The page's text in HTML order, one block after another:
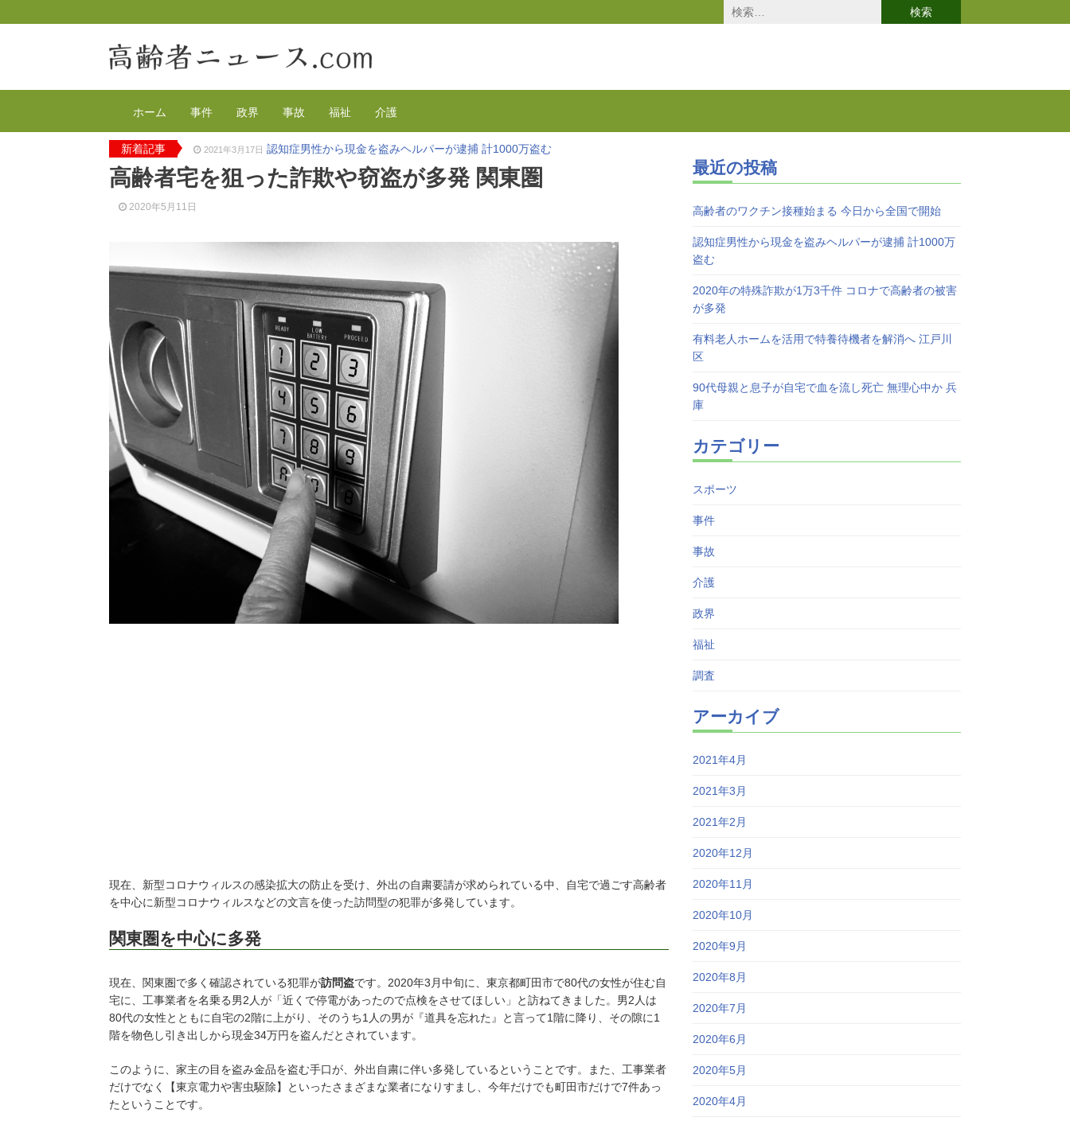
検
索:
ホーム 事件 政界 事故 福祉 介護
新着記事 2021年3月17日 認知症男性から現金を盗みヘルパーが逮捕 計1000万盗む
2021年2月4日 2020年の特殊詐欺が1万3千件 コロナで高齢者の被害が多発
2020年12月14日 有料老人ホームを活用で特養待機者を解消へ 江戸川区
2021年4月12日 高齢者のワクチン接種始まる 今日から全国で開始
高齢者宅を狙った詐欺や窃盗が多発 関東圏
2020年5月11日
現在、新型コロナウィルスの感染拡大の防止を受け、外出の自粛要請が求められている中、自宅で過ごす高齢者
を中心に新型コロナウィルスなどの文言を使った訪問型の犯罪が多発しています。
関東圏を中心に多発
現在、関東圏で多く確認されている犯罪が訪問盗です。2020年3月中旬に、東京都町田市で80代の女性が住む自
宅に、工事業者を名乗る男2人が「近くで停電があったので点検をさせてほしい」と訪ねてきました。男2人は
80代の女性とともに自宅の2階に上がり、そのうち1人の男が『道具を忘れた』と言って1階に降り、その隙に1
階を物色し引き出しから現金34万円を盗んだとされています。
このように、家主の目を盗み金品を盗む手口が、外出自粛に伴い多発しているということです。また、工事業者
だけでなく【東京電力や害虫駆除】といったさまざまな業者になりすまし、今年だけでも町田市だけで7件あっ
たということです。
最近の投稿
高齢者のワクチン接種始まる 今日から全国で開始
認知症男性から現金を盗みヘルパーが逮捕 計1000万
盗む
2020年の特殊詐欺が1万3千件 コロナで高齢者の被害
が多発
有料老人ホームを活用で特養待機者を解消へ 江戸川
区
90代母親と息子が自宅で血を流し死亡 無理心中か 兵
庫
カテゴリー
スポーツ
事件
事故
介護
政界
福祉
調査
アーカイブ
2021年4月
2021年3月
2021年2月
2020年12月
2020年11月
2020年10月
2020年9月
2020年8月
2020年7月
2020年6月
2020年5月
2020年4月